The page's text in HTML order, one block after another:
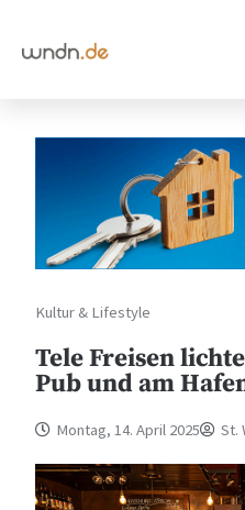
Kultur & Lifestyle
Tele Freisen
Pub und am
Montag, 14. April 2025 St.